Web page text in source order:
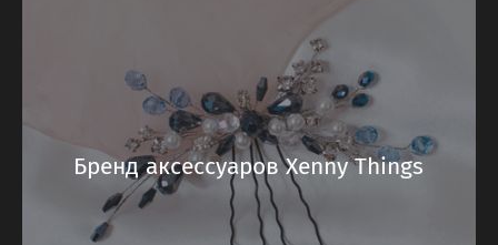
Бренд аксессуаров Xenny Things